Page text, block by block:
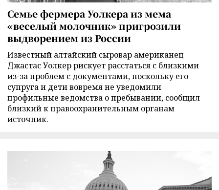
Семье фермера Уолкера из мема
«веселый молочник» пригрозили
выдворением из России
Известный алтайский сыровар американец
Джастас Уолкер рискует расстаться с близкими
из-за проблем с документами, поскольку его
супруга и дети вовремя не уведомили
профильные ведомства о пребывании, сообщил
близкий к правоохранительным органам
источник.